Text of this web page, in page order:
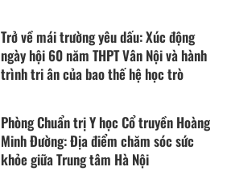
Trở về mái trường yêu dấu: Xúc động
ngày hội 60 năm THPT Vân Nội và hành
trình tri ân của bao thế hệ học trò
Phòng Chuẩn trị Y học Cổ truyền Hoàng
Minh Đường: Địa điểm chăm sóc sức
khỏe giữa Trung tâm Hà Nội